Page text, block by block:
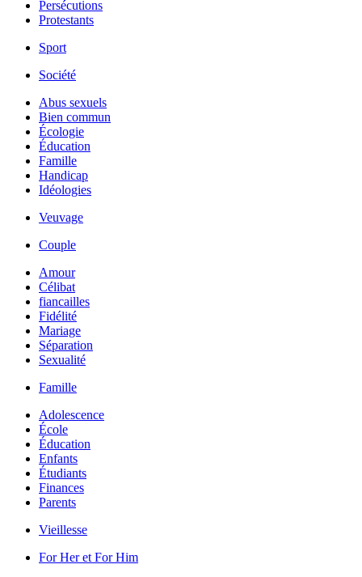
Persécutions
Protestants
Sport
Société
Abus sexuels
Bien commun
Écologie
Éducation
Famille
Handicap
Idéologies
Veuvage
Couple
Amour
Célibat
fiancailles
Fidélité
Mariage
Séparation
Sexualité
Famille
Adolescence
École
Éducation
Enfants
Étudiants
Finances
Parents
Vieillesse
For Her et For Him